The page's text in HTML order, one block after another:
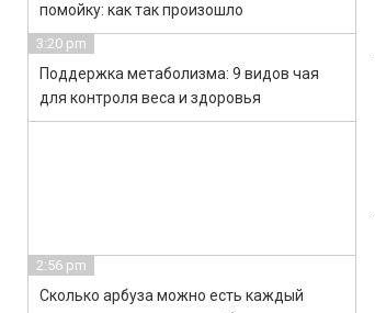
помойку: как так произошло
3:20 pm
Поддержка метаболизма: 9 видов чая
для контроля веса и здоровья
2:56 pm
Сколько арбуза можно есть каждый